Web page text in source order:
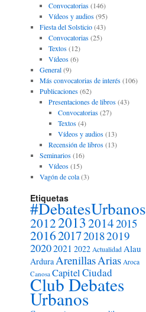
Convocatorias(146)
Vídeos y audios(95)
Fiesta del Solsticio(43)
Convocatorias(25)
Textos(12)
Vídeos(6)
General(9)
Más convocatorias de interés(106)
Publicaciones(62)
Presentaciones de libros(43)
Convocatorias(27)
Textos(4)
Vídeos y audios(13)
Recensión de libros(13)
Seminarios(16)
Vídeos(15)
Vagón de cola(3)
Etiquetas
#DebatesUrbanos
2012201320142015
2016201720182019
20202021 2022 Actualidad Alau
ArduraArenillasArias Aroca
Canosa CapitelCiudad
Club Debates
Urbanos